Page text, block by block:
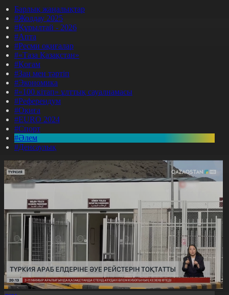
Барлық жаңалықтар
#Жолдау 2025
#Құрылтай - 2026
#Апта
#Ресми оқиғалар
#«Таза Қазақстан»
#Қоғам
#Заң мен тәртіп
#Экономика
#«100 кітап» ұлттық сауалнамасы
#Референдум
#Оқиға
#EURO 2024
#Спорт
#Әлем
#Денсаулық